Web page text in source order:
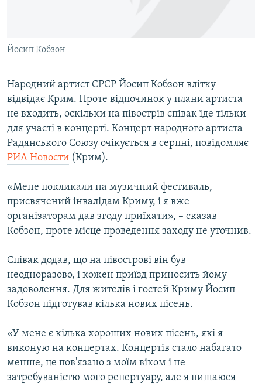
УКРАЇНСЬКА ПРОБЛЕМА КРИМУ
Qırımtatar
Усі сайти RFE/RL
Йосип Кобзон
Народний артист СРСР Йосип Кобзон влітку
відвідає Крим. Проте відпочинок у плани артиста
не входить, оскільки на півострів співак їде тільки
для участі в концерті. Концерт народного артиста
Радянського Союзу очікується в серпні, повідомляє
РИА Новости (Крим).
«Мене покликали на музичний фестиваль,
присвячений інвалідам Криму, і я вже
організаторам дав згоду приїхати», – сказав
Кобзон, проте місце проведення заходу не уточнив.
Співак додав, що на півострові він був
неодноразово, і кожен приїзд приносить йому
задоволення. Для жителів і гостей Криму Йосип
Кобзон підготував кілька нових пісень.
«У мене є кілька хороших нових пісень, які я
виконую на концертах. Концертів стало набагато
менше, це пов'язано з моїм віком і не
затребуваністю мого репертуару, але я пишаюся